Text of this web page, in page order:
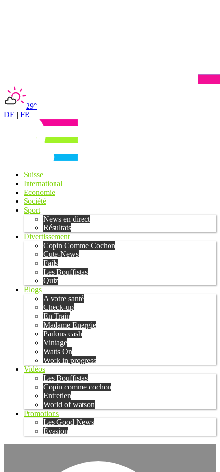
29°
DE | FR
Suisse
International
Economie
Société
Sport
News en direct
Résultats
Divertissement
Copin Comme Cochon
Cute-News
Fails
Les Bouffistas
Quiz
Blogs
A votre santé
Check-up
En Train
Madame Energie
Parlons cash
Vintage
Watts On
Work in progress
Vidéos
Les Bouffistas
Copin comme cochon
Entretien
World of watson
Promotions
Les Good News
Évasion